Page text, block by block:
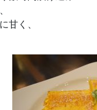
甘く、